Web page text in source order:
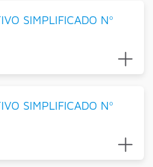
SIMPLIFICADO Nº
SIMPLIFICADO Nº